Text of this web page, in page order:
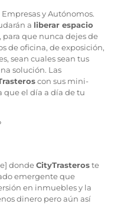
y Autónomos.
a liberar espacio
, para que nunca dejes de
de oficina, de exposición,
sean cuales sean tus
solución. Las
con sus mini-
que el día a día de tu
dondeCityTrasteroste
emergente que
en inmuebles y la
dinero pero aún así